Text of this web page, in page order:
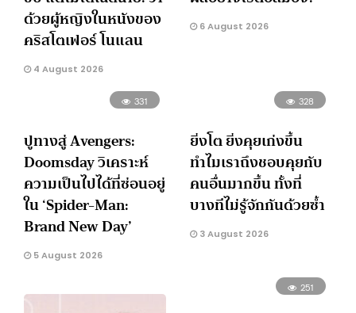
ด้วยผู้หญิงในหนังของ
คริสโตเฟอร์ โนแลน
4 August 2026
6 August 2026
331
ปูทางสู่ Avengers:
Doomsday วิเคราะห์
ความเป็นไปได้ที่ซ่อนอยู่
ใน ‘Spider-Man:
Brand New Day’
5 August 2026
328
ยิ่งโต ยิ่งคุยเก่งขึ้น
ทำไมเราถึงชอบคุยกับ
คนอื่นมากขึ้น ทั้งที่
บางทีไม่รู้จักกันด้วยซ้ำ
3 August 2026
251